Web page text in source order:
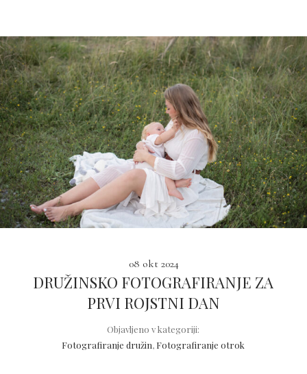
08 okt 2024
DRUŽINSKO FOTOGRAFIRANJE ZA
PRVI ROJSTNI DAN
Objavljeno v kategoriji:
Fotografiranje družin, Fotografiranje otrok